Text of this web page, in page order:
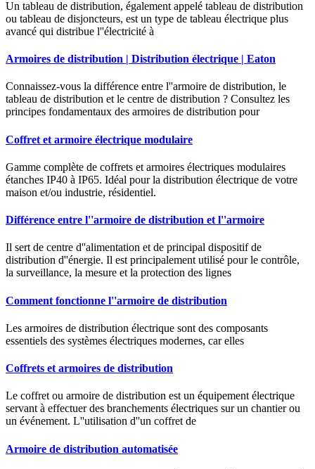
Un tableau de distribution, également appelé tableau de distribution
ou tableau de disjoncteurs, est un type de tableau électrique plus
avancé qui distribue l''électricité à
Armoires de distribution | Distribution électrique | Eaton
Connaissez-vous la différence entre l''armoire de distribution, le
tableau de distribution et le centre de distribution ? Consultez les
principes fondamentaux des armoires de distribution pour
Coffret et armoire électrique modulaire
Gamme complète de coffrets et armoires électriques modulaires
étanches IP40 à IP65. Idéal pour la distribution électrique de votre
maison et/ou industrie, résidentiel.
Différence entre l''armoire de distribution et l''armoire
Il sert de centre d''alimentation et de principal dispositif de
distribution d''énergie. Il est principalement utilisé pour le contrôle,
la surveillance, la mesure et la protection des lignes
Comment fonctionne l''armoire de distribution
Les armoires de distribution électrique sont des composants
essentiels des systèmes électriques modernes, car elles
Coffrets et armoires de distribution
Le coffret ou armoire de distribution est un équipement électrique
servant à effectuer des branchements électriques sur un chantier ou
un événement. L''utilisation d''un coffret de
Armoire de distribution automatisée